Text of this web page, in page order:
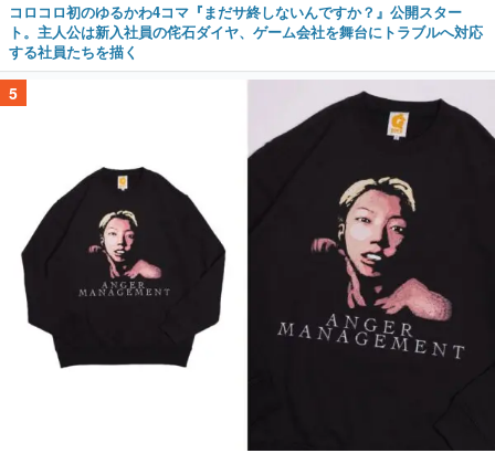
コロコロ初のゆるかわ4コマ『まだサ終しないんですか？』公開スター
ト。主人公は新入社員の侘石ダイヤ、ゲーム会社を舞台にトラブルへ対応
する社員たちを描く
5